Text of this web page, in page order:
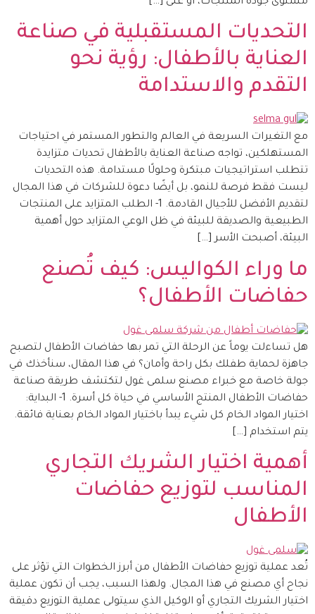
التحديات المستقبلية في صناعة
العناية بالأطفال: رؤية نحو
التقدم والاستدامة
مع التغيرات السريعة في العالم والتطور المستمر في احتياجات
المستهلكين، تواجه صناعة العناية بالأطفال تحديات متزايدة
تتطلب استراتيجيات مبتكرة وحلولًا مستدامة. هذه التحديات
ليست فقط فرصة للنمو، بل أيضًا دعوة للشركات في هذا المجال
لتقديم الأفضل للأجيال القادمة. 1- الطلب المتزايد على المنتجات
الطبيعية والصديقة للبيئة في ظل الوعي المتزايد حول أهمية
البيئة، أصبحت الأسر […]
ما وراء الكواليس: كيف تُصنع
حفاضات الأطفال؟
هل تساءلت يوماً عن الرحلة التي تمر بها حفاضات الأطفال لتصبح
جاهزة لحماية طفلك بكل راحة وأمان؟ في هذا المقال، سنأخذك في
جولة خاصة مع خبراء مصنع سلمى غول لتكتشف طريقة صناعة
حفاضات الأطفال المنتج الأساسي في حياة كل أسرة. 1- البداية:
اختيار المواد الخام كل شيء يبدأ باختيار المواد الخام بعناية فائقة.
يتم استخدام […]
أهمية اختيار الشريك التجاري
المناسب لتوزيع حفاضات
الأطفال
تُعد عملية توزيع حفاضات الأطفال من أبرز الخطوات التي تؤثر على
نجاح أي مصنع في هذا المجال. ولهذا السبب، يجب أن تكون عملية
اختيار الشريك التجاري أو الوكيل الذي سيتولى عملية التوزيع دقيقة